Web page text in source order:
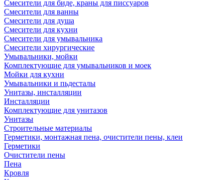
Смесители для биде, краны для писсуаров
Смесители для ванны
Смесители для душа
Смесители для кухни
Смесители для умывальника
Смесители хирургические
Умывальники, мойки
Комплектующие для умывальников и моек
Мойки для кухни
Умывальники и пьдесталы
Унитазы, инсталляции
Инсталляции
Комплектующие для унитазов
Унитазы
Строительные материалы
Герметики, монтажная пена, очистители пены, клеи
Герметики
Очистители пены
Пена
Кровля